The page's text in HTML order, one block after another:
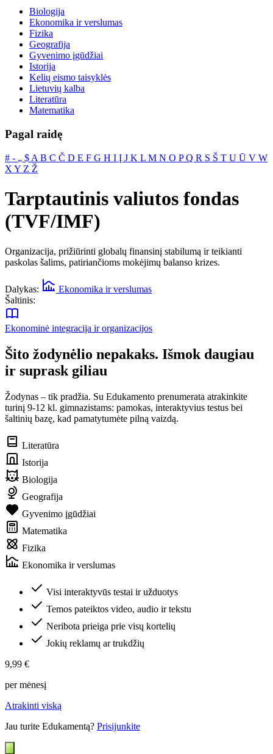
Biologija
Ekonomika ir verslumas
Fizika
Geografija
Gyvenimo įgūdžiai
Istorija
Kelių eismo taisyklės
Lietuvių kalba
Literatūra
Matematika
Pagal raidę
# ‐ „ $ A B C Č D E F G H I Į J K L M N O PQ R S Š T U Ū V W
X Y Z Ž
Tarptautinis valiutos fondas
(TVF/IMF)
Organizacija, prižiūrinti globalų finansinį stabilumą ir teikianti
paskolas šalims, patiriančioms mokėjimų balanso krizes.
Dalykas:
Ekonomika ir verslumas
Šaltinis:
Ekonominė integracija ir organizacijos
Šito žodynėlio nepakaks. Išmok daugiau
ir suprask giliau
Žodynas – tik pradžia. Su Edukamento prenumerata atrakinkite
turinį 9-12 kl. gimnazistams: pamokas, interaktyvius testus bei
šaltinių bazę, kad pamatytumėte pilną vaizdą.
Literatūra
Istorija
Biologija
Geografija
Gyvenimo įgūdžiai
Matematika
Fizika
Ekonomika ir verslumas
Visi interaktyvūs testai ir užduotys
Temos pateiktos video, audio ir tekstu
Neribota prieiga prie visų kortelių
Jokių reklamų ar trukdžių
9,99 €
per mėnesį
Atrakinti viską
Jau turite Edukamentą? Prisijunkite